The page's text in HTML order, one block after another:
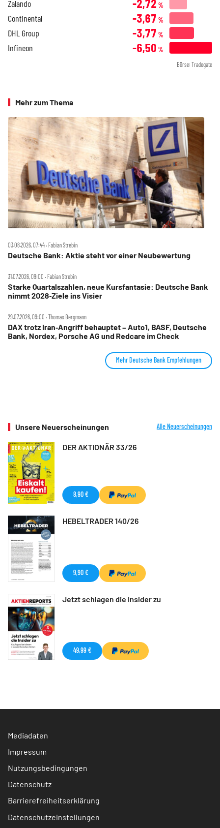
Zalando -2,72 %
Continental -3,67 %
DHL Group -3,77 %
Infineon -6,50 %
Börse: Tradegate
Mehr zum Thema
03.08.2026, 07:44 ‧ Fabian Strebin
Deutsche Bank: Aktie steht vor einer Neubewertung
31.07.2026, 09:00 ‧ Fabian Strebin
Starke Quartalszahlen, neue Kursfantasie: Deutsche Bank
nimmt 2028‑Ziele ins Visier
29.07.2026, 09:00 ‧ Thomas Bergmann
DAX trotz Iran‑Angriff behauptet – Auto1, BASF, Deutsche
Bank, Nordex, Porsche AG und Redcare im Check
Mehr Deutsche Bank Empfehlungen
Unsere Neuerscheinungen Alle Neuerscheinungen
DER AKTIONÄR 33/26
8,90 €
HEBELTRADER 140/26
9,90 €
Jetzt schlagen die Insider zu
49,99 €
Mediadaten
Impressum
Nutzungsbedingungen
Datenschutz
Barrierefreiheitserklärung
Datenschutzeinstellungen